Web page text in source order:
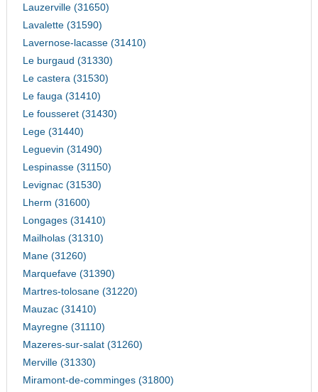
Lauzerville (31650)
Lavalette (31590)
Lavernose-lacasse (31410)
Le burgaud (31330)
Le castera (31530)
Le fauga (31410)
Le fousseret (31430)
Lege (31440)
Leguevin (31490)
Lespinasse (31150)
Levignac (31530)
Lherm (31600)
Longages (31410)
Mailholas (31310)
Mane (31260)
Marquefave (31390)
Martres-tolosane (31220)
Mauzac (31410)
Mayregne (31110)
Mazeres-sur-salat (31260)
Merville (31330)
Miramont-de-comminges (31800)